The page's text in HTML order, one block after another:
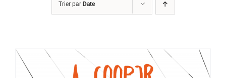
Trier par Date